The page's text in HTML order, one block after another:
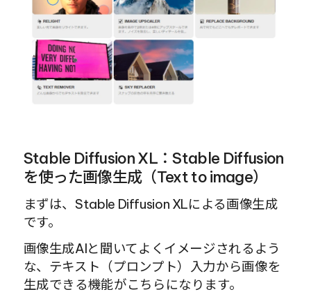
Stable Diffusion XL：Stable Diffusion
を使った画像生成（Text to image）
まずは、Stable Diffusion XLによる画像生成
です。
画像生成AIと聞いてよくイメージされるよう
な、テキスト（プロンプト）入力から画像を
生成できる機能がこちらになります。